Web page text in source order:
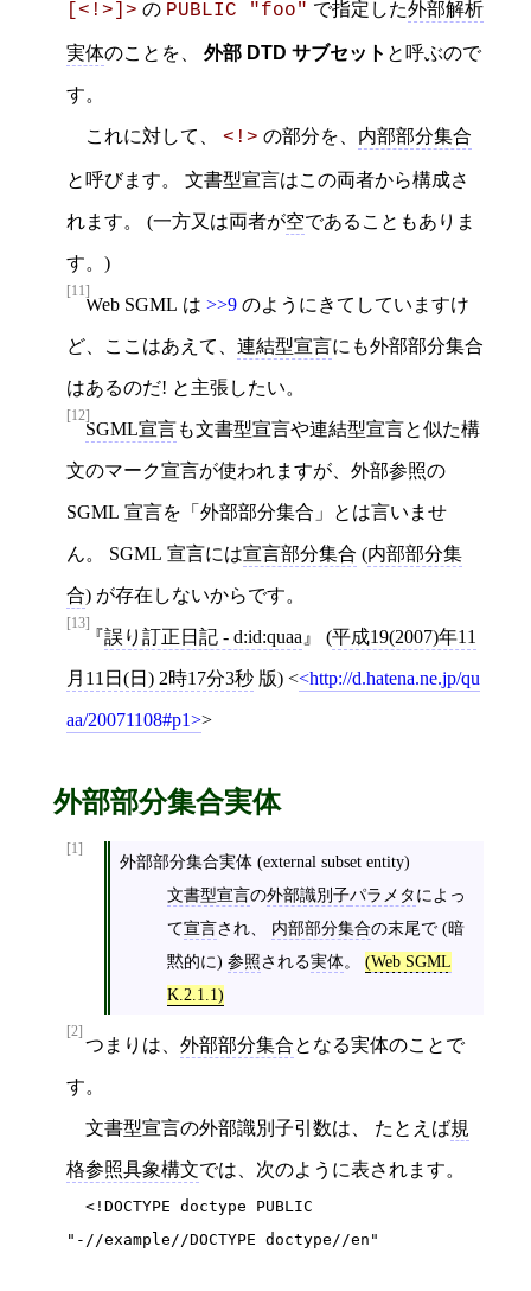
[<!>]> の PUBLIC "foo" で指定した外部解析
実体のことを、 外部 DTD サブセット と呼ぶので
す。
これに対して、 <!> の部分を、 内部部分集合
と呼びます。 文書型宣言はこの両者から構成さ
れます。 (一方又は両者が空であることもありま
す。)
[11]
Web SGML は >>9 のようにきてしていますけ
ど、ここはあえて、 連結型宣言にも外部部分集合
はあるのだ! と主張したい。
[12]
SGML宣言も文書型宣言や連結型宣言と似た構
文のマーク宣言が使われますが、外部参照の
SGML 宣言を「外部部分集合」とは言いませ
ん。 SGML 宣言には宣言部分集合 (内部部分集
合) が存在しないからです。
[13]
誤り訂正日記 - d:id:quaa (平成19(2007)年11
月11日(日) 2時17分3秒 版) < http://d.hatena.ne.jp/qu
aa/20071108#p1 >
外部部分集合実体
[1]
外部部分集合実体 (external subset entity)
文書型宣言の外部識別子パラメタによっ
て宣言され、 内部部分集合の末尾で (暗
黙的に) 参照される実体。 (Web SGML
K.2.1.1)
[2]
つまりは、 外部部分集合となる実体のことで
す。
文書型宣言の外部識別子引数は、 たとえば規
格参照具象構文では、次のように表されます。
  <!DOCTYPE doctype PUBLIC
"-//example//DOCTYPE doctype//en"